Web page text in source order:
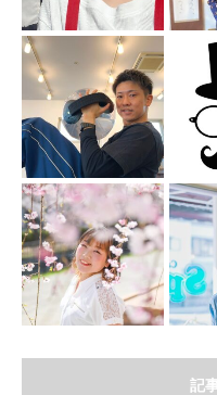
記